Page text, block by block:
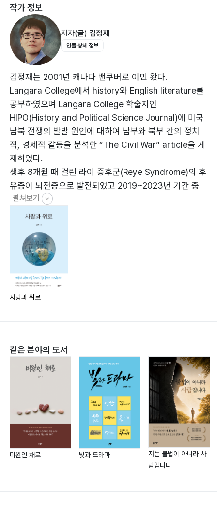
Epilogue
작가 정보
저자(글) 김정재
인물 상세 정보
김정재는 2001년 캐나다 밴쿠버로 이민 왔다.
Langara College에서 history와 English literature를
공부하였으며 Langara College 학술지인
HIPO(History and Political Science Journal)에 미국
남북 전쟁의 발발 원인에 대하여 남부와 북부 간의 정치
적, 경제적 갈등을 분석한 “The Civil War” article을 게
재하였다.
생후 8개월 때 걸린 라이 증후군(Reye Syndrome)의 후
유증이 뇌전증으로 발전되었고 2019~2023년 기간 중
네 번의 시술 및 수술을 거쳤다. 그러나 이후 증상은 계속
악화되었고 2025.10.28. 시저로 쓰러져서 뇌출혈이 발생
하였고 긴급 뇌수술을 행하였으나 사흘 후 2025.10.31.
뇌사 판정을 받고 하나님 품에 안겼다. 사랑과 위로 원고
는 세상을 떠나기 두 달 전인 2025년 8월 말에 완성하였
펼쳐보기
사랑과 위로
같은 분야의 도서
미완인 채로 빛과 드라마
저는 불법이 아니라 사
람입니다